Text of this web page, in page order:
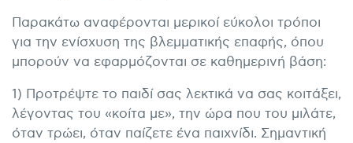
Παρακάτω αναφέρονται μερικοί εύκολοι τρόποι
για την ενίσχυση της βλεμματικής επαφής, όπου
μπορούν να εφαρμόζονται σε καθημερινή βάση:
1) Προτρέψτε το παιδί σας λεκτικά να σας κοιτάξει,
λέγοντας του «κοίτα με», την ώρα που του μιλάτε,
όταν τρώει, όταν παίζετε ένα παιχνίδι. Σημαντική